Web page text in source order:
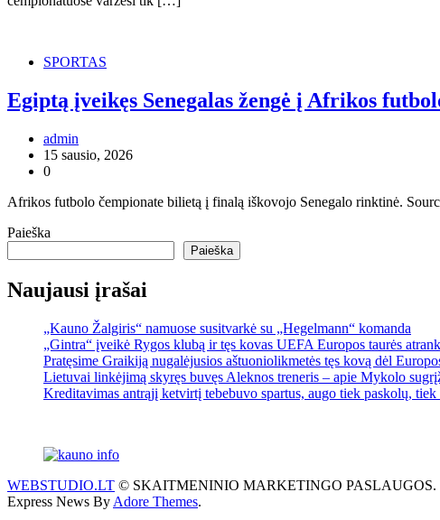
SPORTAS
Egiptą įveikęs Senegalas žengė į Afrikos
admin
15 sausio, 2026
0
Afrikos futbolo čempionate bilietą į finalą iškovojo Senegalo rinktinė.
Paieška
Paieška
Naujausi įrašai
„Kauno Žalgiris“ namuose susitvarkė su „Hegelmann“ komanda
„Gintra“ įveikė Rygos klubą ir tęs kovas UEFA Europos taurės
Pratęsime Graikiją nugalėjusios aštuoniolikmetės tęs kovą dėl
Lietuvai linkėjimą skyręs buvęs Aleknos treneris – apie Mykolo
Kreditavimas antrąjį ketvirtį tebebuvo spartus, augo tiek paskolų,
WEBSTUDIO.LT © SKAITMENINIO MARKETINGO PASLAUGOS.
Express News By Adore Themes.